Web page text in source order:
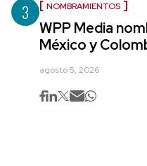
3 NOMBRAMIENTOS
WPP Media
México y
agosto 5, 2026